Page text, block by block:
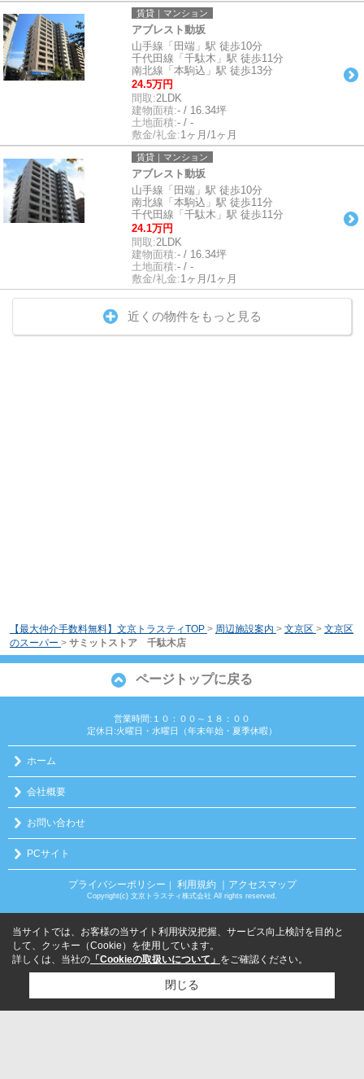
賃貸｜マンション
アブレスト動坂
山手線「田端」駅 徒歩10分
千代田線「千駄木」駅 徒歩11分
南北線「本駒込」駅 徒歩13分
24.5万円
間取:2LDK
建物面積:- / 16.34坪
土地面積:- / -
敷金/礼金:1ヶ月/1ヶ月
賃貸｜マンション
アブレスト動坂
山手線「田端」駅 徒歩10分
南北線「本駒込」駅 徒歩11分
千代田線「千駄木」駅 徒歩11分
24.1万円
間取:2LDK
建物面積:- / 16.34坪
土地面積:- / -
敷金/礼金:1ヶ月/1ヶ月
近くの物件をもっと見る
【最大仲介手数料無料】文京トラスティTOP > 周辺施設案内 > 文京区 > 文京区
のスーパー > サミットストア 千駄木店
ページトップに戻る
営業時間:１０：００～１８：００
定休日:火曜日・水曜日（年末年始・夏季休暇）
ホーム
会社概要
お問い合わせ
PCサイト
プライバシーポリシー ｜ 利用規約 ｜アクセスマップ
Copyright(c) 文京トラスティ株式会社 All rights reserved.
当サイトでは、お客様の当サイト利用状況把握、サービス向上検討を目的と
して、クッキー（Cookie）を使用しています。
詳しくは、当社の 「Cookieの取扱いについて」 をご確認ください。
閉じる